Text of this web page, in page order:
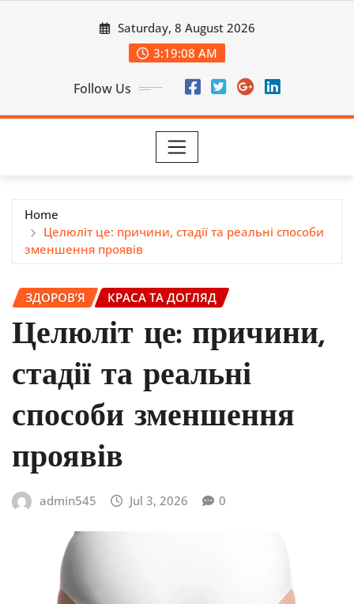
Saturday, 8 August 2026
3:19:09 AM
Follow Us
Home
Целюліт це: причини, стадії та реальні способи
зменшення проявів
ЗДОРОВ’Я КРАСА ТА ДОГЛЯД
Целюліт це: причини,
стадії та реальні
способи зменшення
проявів
admin545 Jul 3, 2026 0